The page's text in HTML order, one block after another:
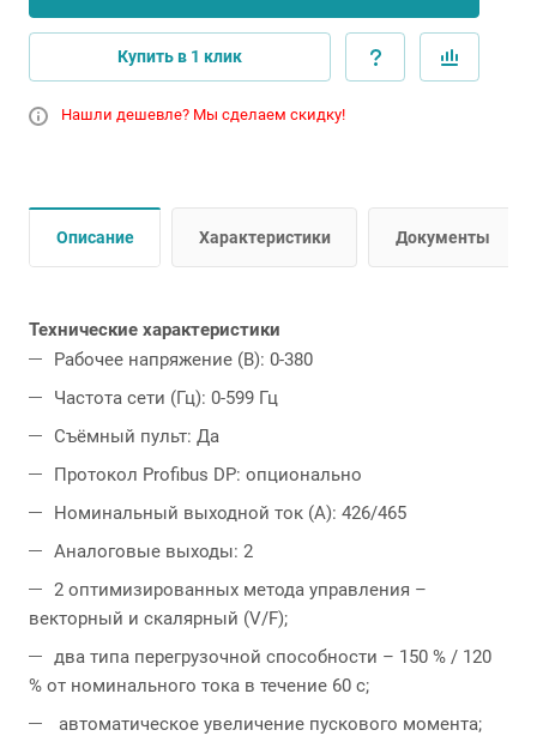
Купить в 1 клик
Нашли дешевле? Мы сделаем скидку!
Описание Характеристики Документы
Технические характеристики
Рабочее напряжение (В): 0-380
Частота сети (Гц): 0-599 Гц
Съёмный пульт: Да
Протокол Profibus DP: опционально
Номинальный выходной ток (А): 426/465
Аналоговые выходы: 2
2 оптимизированных метода управления –
векторный и скалярный (V/F);
два типа перегрузочной способности – 150 % / 120
% от номинального тока в течение 60 с;
автоматическое увеличение пускового момента;